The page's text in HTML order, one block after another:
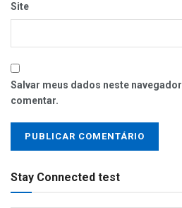
Site
Salvar meus dados neste
comentar.
Stay Connected test